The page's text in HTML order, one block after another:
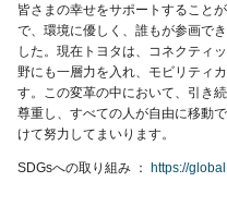
皆さまの幸せをサポートすること
で、環境に優しく、誰もが参画で
した。現在トヨタは、コネクティ
野にも一層力を入れ、モビリティ
す。この変革の中において、引き
尊重し、すべての人が自由に移動
けて努力してまいります。
SDGsへの取り組み https://